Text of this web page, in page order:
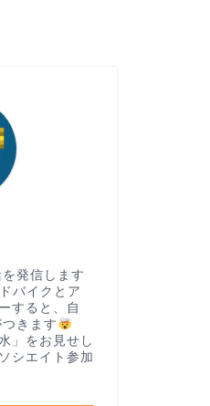
発信します
バイクとア
すると、自
きます
」をお見せし
シエイト参加